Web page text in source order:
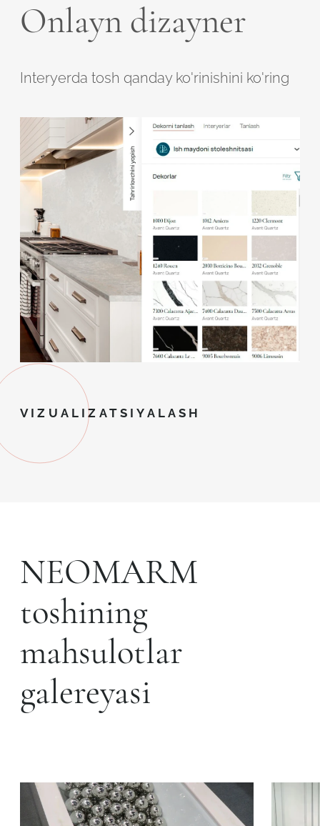
Onlayn dizayner
Interyerda tosh qanday ko'rinishini ko'ring
VIZUALIZATSIYALASH
NEOMARM
toshining
mahsulotlar
galereyasi